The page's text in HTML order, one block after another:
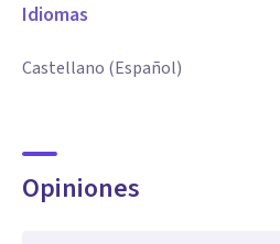
Idiomas
Castellano (Español)
Opiniones